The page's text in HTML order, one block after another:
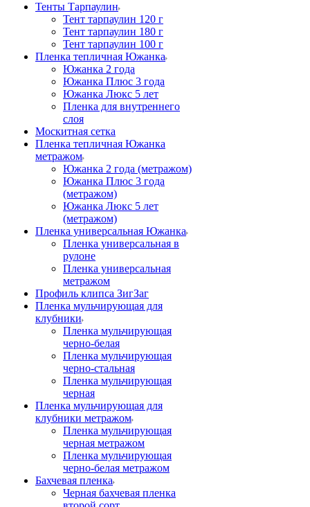
Тенты Тарпаулин
Тент тарпаулин 120 г
Тент тарпаулин 180 г
Тент тарпаулин 100 г
Пленка тепличная Южанка
Южанка 2 года
Южанка Плюс 3 года
Южанка Люкс 5 лет
Пленка для внутреннего
слоя
Москитная сетка
Пленка тепличная Южанка
метражом
Южанка 2 года (метражом)
Южанка Плюс 3 года
(метражом)
Южанка Люкс 5 лет
(метражом)
Пленка универсальная Южанка
Пленка универсальная в
рулоне
Пленка универсальная
метражом
Профиль клипса ЗигЗаг
Пленка мульчирующая для
клубники
Пленка мульчирующая
черно-белая
Пленка мульчирующая
черно-стальная
Пленка мульчирующая
черная
Пленка мульчирующая для
клубники метражом
Пленка мульчирующая
черная метражом
Пленка мульчирующая
черно-белая метражом
Бахчевая пленка
Черная бахчевая пленка